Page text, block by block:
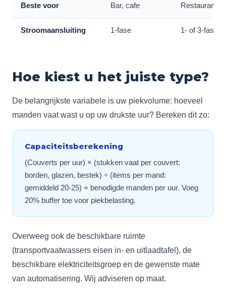
Beste voor Bar, cafe Restaurant,
Stroomaansluiting 1-fase 1- of 3-fase
Hoe kiest u het juiste type?
De belangrijkste variabele is uw piekvolume: hoeveel
manden vaat wast u op uw drukste uur? Bereken dit zo:
Capaciteitsberekening
(Couverts per uur) × (stukken vaat per couvert:
borden, glazen, bestek) ÷ (items per mand:
gemiddeld 20-25) = benodigde manden per uur. Voeg
20% buffer toe voor piekbelasting.
Overweeg ook de beschikbare ruimte
(transportvaatwassers eisen in- en uitlaadtafel), de
beschikbare elektriciteitsgroep en de gewenste mate
van automatisering. Wij adviseren op maat.